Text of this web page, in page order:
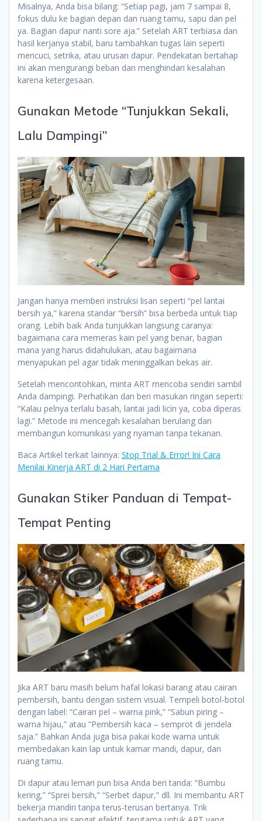
Misalnya, Anda bisa bilang: “Setiap pagi, jam 7 sampai 8,
fokus dulu ke bagian depan dan ruang tamu, sapu dan pel
ya. Bagian dapur nanti sore aja.” Setelah ART terbiasa dan
hasil kerjanya stabil, baru tambahkan tugas lain seperti
mencuci, setrika, atau urusan dapur. Pendekatan bertahap
ini akan mengurangi beban dan menghindari kesalahan
karena ketergesaan.
Gunakan Metode “Tunjukkan Sekali,
Lalu Dampingi”
Jangan hanya memberi instruksi lisan seperti “pel lantai
bersih ya,” karena standar “bersih” bisa berbeda untuk tiap
orang. Lebih baik Anda tunjukkan langsung caranya:
bagaimana cara memeras kain pel yang benar, bagian
mana yang harus didahulukan, atau bagaimana
menyapukan pel agar tidak meninggalkan bekas air.
Setelah mencontohkan, minta ART mencoba sendiri sambil
Anda dampingi. Perhatikan dan beri masukan ringan seperti:
“Kalau pelnya terlalu basah, lantai jadi licin ya, coba diperas
lagi.” Metode ini mencegah kesalahan berulang dan
membangun komunikasi yang nyaman tanpa tekanan.
Baca Artikel terkait lainnya: Stop Trial & Error! Ini Cara
Menilai Kinerja ART di 2 Hari Pertama
Gunakan Stiker Panduan di Tempat-
Tempat Penting
Jika ART baru masih belum hafal lokasi barang atau cairan
pembersih, bantu dengan sistem visual. Tempeli botol-botol
dengan label: “Cairan pel – warna pink,” “Sabun piring –
warna hijau,” atau “Pembersih kaca – semprot di jendela
saja.” Bahkan Anda juga bisa pakai kode warna untuk
membedakan kain lap untuk kamar mandi, dapur, dan
ruang tamu.
Di dapur atau lemari pun bisa Anda beri tanda: “Bumbu
kering,” “Sprei bersih,” “Serbet dapur,” dll. Ini membantu ART
bekerja mandiri tanpa terus-terusan bertanya. Trik